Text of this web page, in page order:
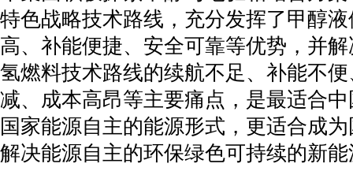
特色战略技术路线，充分发挥了甲醇
高、补能便捷、安全可靠等优势，并
氢燃料技术路线的续航不足、补能不
减、成本高昂等主要痛点，是最适合
国家能源自主的能源形式，更适合成
解决能源自主的环保绿色可持续的新